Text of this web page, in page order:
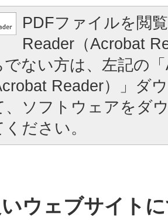
PDFファイルを閲
Reader（Acrobat
ない方は、左記の
Reader）」ダ
、ソフトウェアをダ
ださい。
ウェブサイト